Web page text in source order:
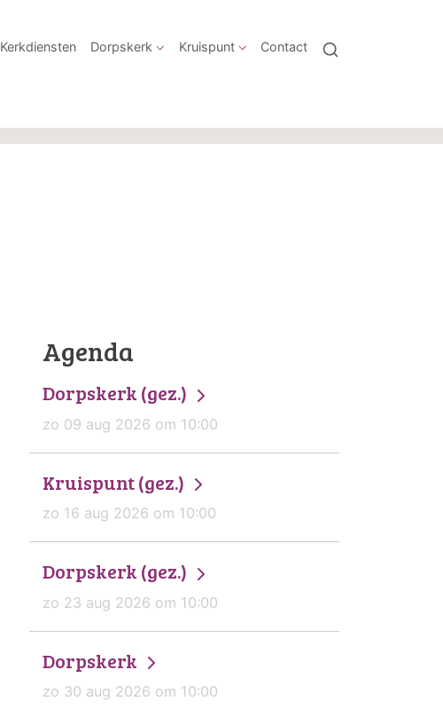
Kerkdiensten Dorpskerk Kruispunt Contact
Agenda
Dorpskerk (gez.)
zo 09 aug 2026 om 10:00
Kruispunt (gez.)
zo 16 aug 2026 om 10:00
Dorpskerk (gez.)
zo 23 aug 2026 om 10:00
Dorpskerk
zo 30 aug 2026 om 10:00